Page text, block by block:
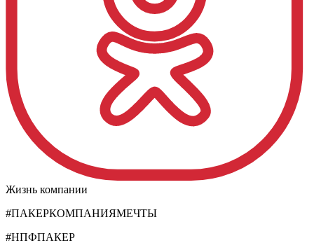
Жизнь компании
#ПАКЕРКОМПАНИЯМЕЧТЫ
#НПФПАКЕР